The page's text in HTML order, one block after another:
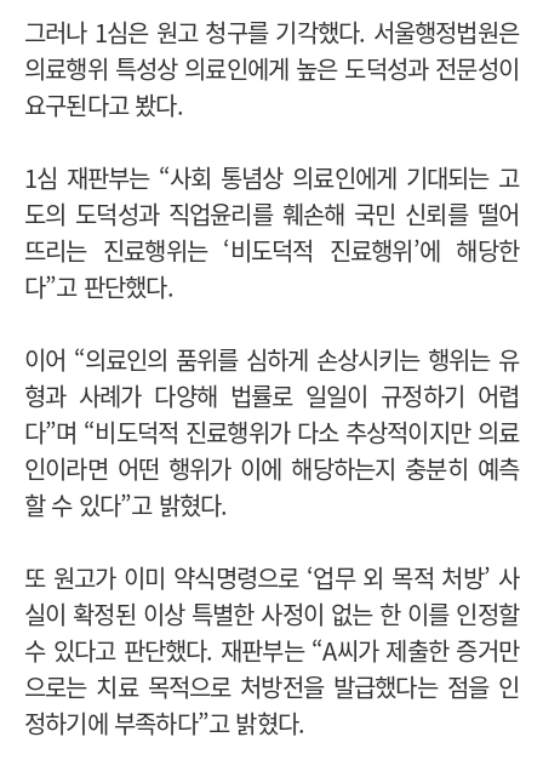
그러나 1심은 원고 청구를 기각했다. 서울행정법원은
의료행위 특성상 의료인에게 높은 도덕성과 전문성이
요구된다고 봤다.
1심 재판부는 “사회 통념상 의료인에게 기대되는 고
도의 도덕성과 직업윤리를 훼손해 국민 신뢰를 떨어
뜨리는 진료행위는 ‘비도덕적 진료행위’에 해당한
다”고 판단했다.
이어 “의료인의 품위를 심하게 손상시키는 행위는 유
형과 사례가 다양해 법률로 일일이 규정하기 어렵
다”며 “비도덕적 진료행위가 다소 추상적이지만 의료
인이라면 어떤 행위가 이에 해당하는지 충분히 예측
할 수 있다”고 밝혔다.
또 원고가 이미 약식명령으로 ‘업무 외 목적 처방’ 사
실이 확정된 이상 특별한 사정이 없는 한 이를 인정할
수 있다고 판단했다. 재판부는 “A씨가 제출한 증거만
으로는 치료 목적으로 처방전을 발급했다는 점을 인
정하기에 부족하다”고 밝혔다.